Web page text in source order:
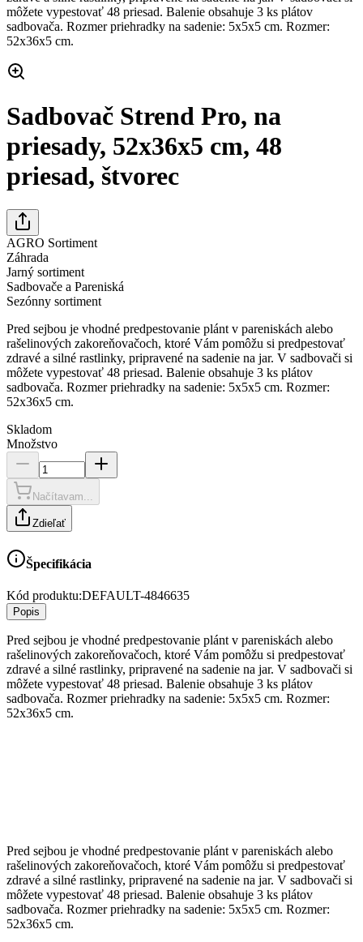
môžete vypestovať 48 priesad. Balenie obsahuje 3 ks plátov
sadbovača. Rozmer priehradky na sadenie: 5x5x5 cm. Rozmer:
52x36x5 cm.
Sadbovač Strend Pro, na
priesady, 52x36x5 cm, 48
priesad, štvorec
AGRO Sortiment
Záhrada
Jarný sortiment
Sadbovače a Pareniská
Sezónny sortiment
Pred sejbou je vhodné predpestovanie plánt v pareniskách alebo
rašelinových zakoreňovačoch, ktoré Vám pomôžu si predpestovať
zdravé a silné rastlinky, pripravené na sadenie na jar. V sadbovači si
môžete vypestovať 48 priesad. Balenie obsahuje 3 ks plátov
sadbovača. Rozmer priehradky na sadenie: 5x5x5 cm. Rozmer:
52x36x5 cm.
Skladom
Množstvo
Načítavam...
Zdieľať
Špecifikácia
Kód produktu:DEFAULT-4846635
Popis
Pred sejbou je vhodné predpestovanie plánt v pareniskách alebo
rašelinových zakoreňovačoch, ktoré Vám pomôžu si predpestovať
zdravé a silné rastlinky, pripravené na sadenie na jar. V sadbovači si
môžete vypestovať 48 priesad. Balenie obsahuje 3 ks plátov
sadbovača. Rozmer priehradky na sadenie: 5x5x5 cm. Rozmer:
52x36x5 cm.
Pred sejbou je vhodné predpestovanie plánt v pareniskách alebo
rašelinových zakoreňovačoch, ktoré Vám pomôžu si predpestovať
zdravé a silné rastlinky, pripravené na sadenie na jar. V sadbovači si
môžete vypestovať 48 priesad. Balenie obsahuje 3 ks plátov
sadbovača. Rozmer priehradky na sadenie: 5x5x5 cm. Rozmer:
52x36x5 cm.